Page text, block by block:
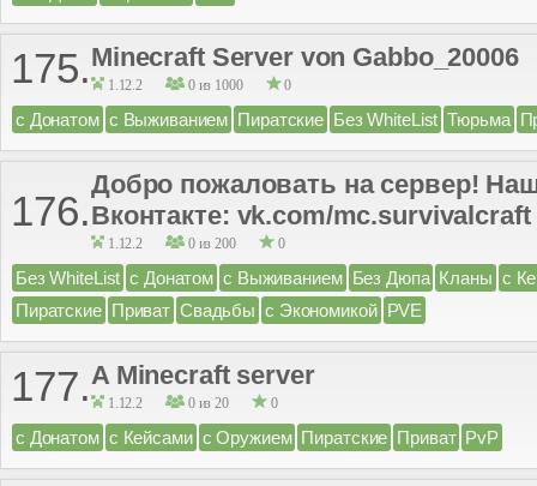
175.Minecraft Server von Gabbo_20006
1.12.2 0 из 1000 0
с Донатом с Выживанием Пиратские Без WhiteList Тюрьма
176.
Добро пожаловать на сервер!
Вконтакте: vk.com/mc.survivalcraft
1.12.2 0 из 200 0
Без WhiteList с Донатом с Выживанием Без Дюпа Кланы с
Пиратские Приват Свадьбы с Экономикой PVE
177.A Minecraft server
1.12.2 0 из 20 0
с Донатом с Кейсами с Оружием Пиратские Приват PvP